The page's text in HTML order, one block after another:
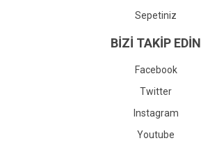
Sepetiniz
BİZİ TAKİP EDİN
Facebook
Twitter
Instagram
Youtube